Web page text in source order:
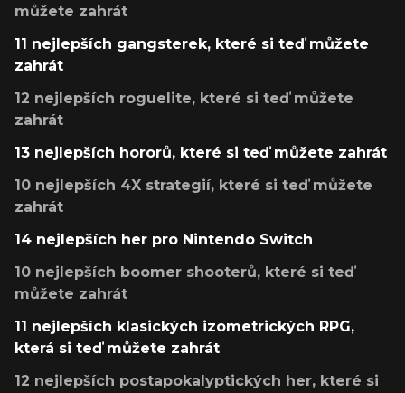
můžete zahrát
11 nejlepších gangsterek, které si teď můžete
zahrát
12 nejlepších roguelite, které si teď můžete
zahrát
13 nejlepších hororů, které si teď můžete zahrát
10 nejlepších 4X strategií, které si teď můžete
zahrát
14 nejlepších her pro Nintendo Switch
10 nejlepších boomer shooterů, které si teď
můžete zahrát
11 nejlepších klasických izometrických RPG,
která si teď můžete zahrát
12 nejlepších postapokalyptických her, které si